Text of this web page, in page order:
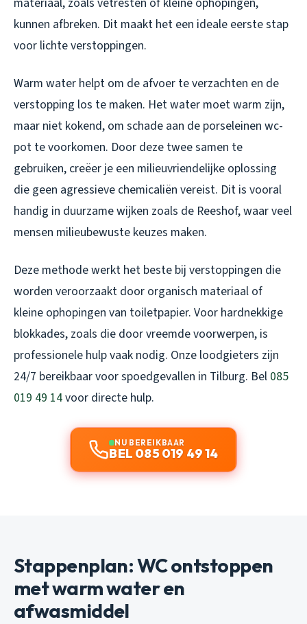
kunnen afbreken. Dit maakt het een ideale eerste stap
voor lichte verstoppingen.
Warm water helpt om de afvoer te verzachten en de
verstopping los te maken. Het water moet warm zijn,
maar niet kokend, om schade aan de porseleinen wc-
pot te voorkomen. Door deze twee samen te
gebruiken, creëer je een milieuvriendelijke oplossing
die geen agressieve chemicaliën vereist. Dit is vooral
handig in duurzame wijken zoals de Reeshof, waar veel
mensen milieubewuste keuzes maken.
Deze methode werkt het beste bij verstoppingen die
worden veroorzaakt door organisch materiaal of
kleine ophopingen van toiletpapier. Voor hardnekkige
blokkades, zoals die door vreemde voorwerpen, is
professionele hulp vaak nodig. Onze loodgieters zijn
24/7 bereikbaar voor spoedgevallen in Tilburg. Bel 085
019 49 14voor directe hulp.
NU BEREIKBAAR
BEL 085 019 49 14
Stappenplan: WC ontstoppen
met warm water en
afwasmiddel